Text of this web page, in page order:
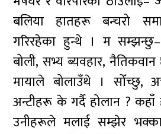
बलिया हातहरू बन्चरो
गरिरहेका हुन्थे । म
बोली, सभ्य ब्यवहार,
मायाले बोलाउँथे ।
अन्टीहरू के गर्दै होलान ?
उनीहरूले मलाई सम्झेर